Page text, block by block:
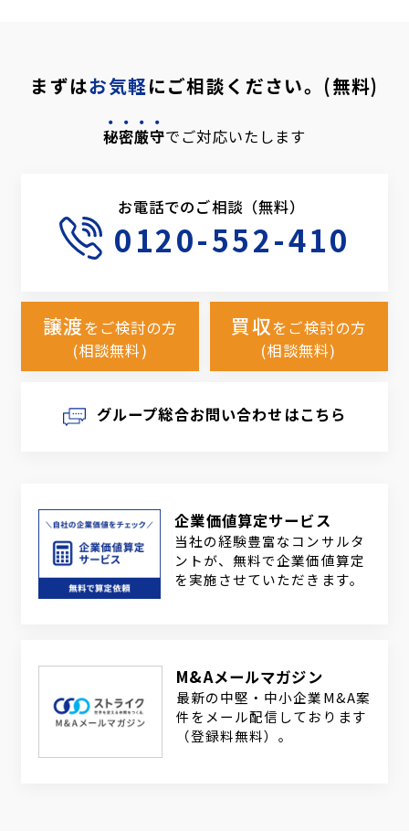
まずはお気軽にご相談ください。(無料)
秘密厳守でご対応いたします
お電話でのご相談（無料）
0120-552-410
譲渡をご検討の方
(相談無料)
買収をご検討の方
(相談無料)
グループ総合お問い合わせはこちら
企業価値算定サービス
当社の経験豊富なコンサルタ
ントが、無料で企業価値算定
を実施させていただきます。
M&Aメールマガジン
最新の中堅・中小企業M&A案
件をメール配信しております
（登録料無料）。